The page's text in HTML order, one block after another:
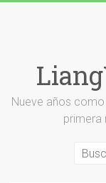
Nueve años
primera